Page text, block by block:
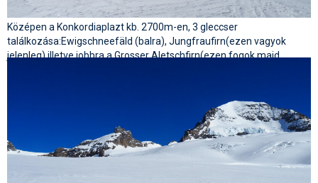
Középen a Konkordiaplazt kb. 2700m-en, 3 gleccser
találkozása:Ewigschneefäld (balra), Jungfraufirn(ezen vagyok
jelenleg) illetve jobbra a Grosser Aletschfirn(ezen fogok majd